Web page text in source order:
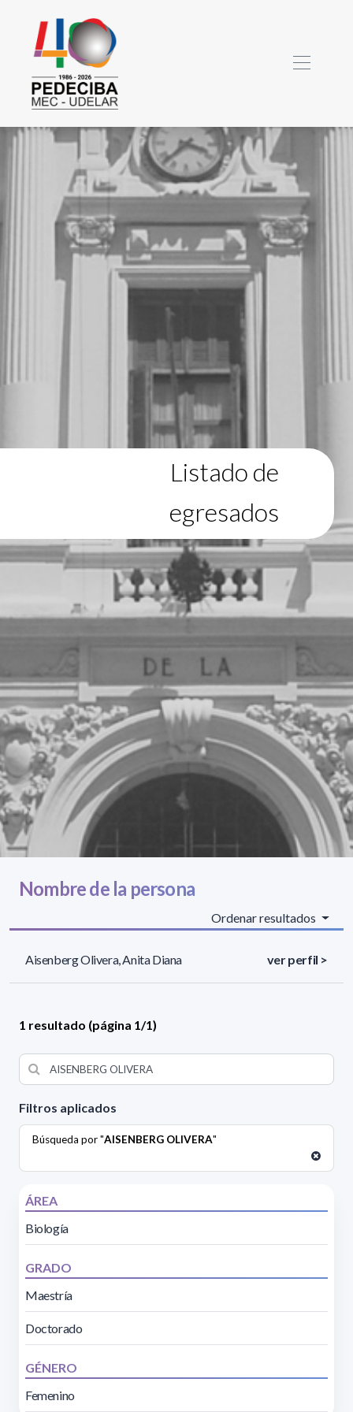
Listado de
egresados
Filtros aplicados
Búsqueda por "AISENBERG OLIVERA"
ÁREA
Biología
GRADO
Maestría
Doctorado
GÉNERO
Femenino
Nombre de la persona
Ordenar resultados
Aisenberg Olivera, Anita Diana ver perfil >
1 resultado (página 1/1)